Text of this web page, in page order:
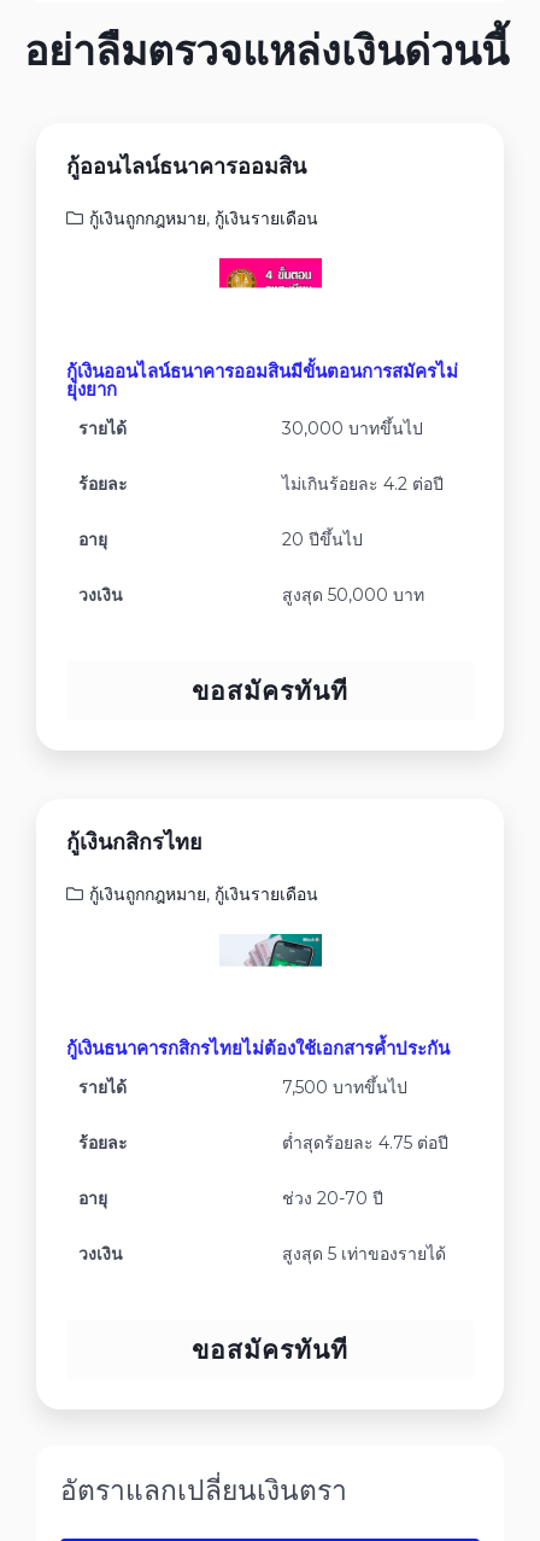
อย่าลืมตรวจแหล่งเงินด่วนนี้
กู้ออนไลน์ธนาคารออมสิน
กู้เงินถูกกฎหมาย, กู้เงินรายเดือน
กู้เงินออนไลน์ธนาคารออมสินมีขั้นตอนการสมัครไม่
ยุ่งยาก
รายได้ 30,000 บาทขึ้นไป
ร้อยละ ไม่เกินร้อยละ 4.2 ต่อปี
อายุ 20 ปีขึ้นไป
วงเงิน สูงสุด 50,000 บาท
ขอสมัครทันที
กู้เงินกสิกรไทย
กู้เงินถูกกฎหมาย, กู้เงินรายเดือน
กู้เงินธนาคารกสิกรไทยไม่ต้องใช้เอกสารค้ำประกัน
รายได้ 7,500 บาทขึ้นไป
ร้อยละ ต่ำสุดร้อยละ 4.75 ต่อปี
อายุ ช่วง 20-70 ปี
วงเงิน สูงสุด 5 เท่าของรายได้
ขอสมัครทันที
อัตราแลกเปลี่ยนเงินตรา